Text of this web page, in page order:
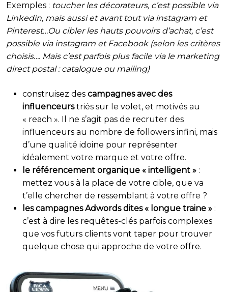
Exemples : toucher les décorateurs, c’est possible via
Linkedin, mais aussi et avant tout via instagram et
Pinterest…Ou cibler les hauts pouvoirs d’achat, c’est
possible via instagram et Facebook (selon les critères
choisis…. Mais c’est parfois plus facile via lemarketing
directpostal : catalogue ou mailing)
construisez des campagnes avec des
influenceurstriés sur le volet, et motivés au
« reach ». Il ne s’agit pas de recruter des
influenceurs au nombre de followers infini, mais
d’une qualité idoine pour représenter
idéalement votre marque et votre offre.
le référencement organique « intelligent » :
mettez vous à la place de votre cible, que va
t’elle chercher de ressemblant à votre offre ?
les campagnes Adwords dites « longue traine » :
c’est à dire les requêtes-clés parfois complexes
que vos futurs clients vont taper pour trouver
quelque chose qui approche de votre offre.